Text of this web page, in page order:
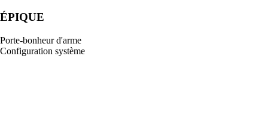
ÉPIQUE
Porte-bonheur d'arme
Configuration système